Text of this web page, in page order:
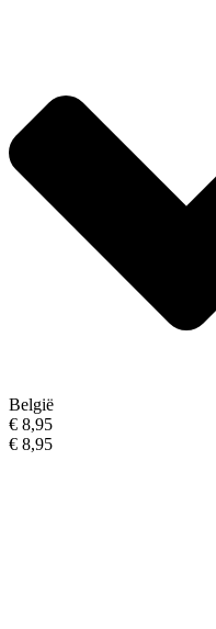
België
€ 8,95
€ 8,95